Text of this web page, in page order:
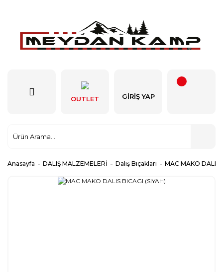
OUTLET GIRIŞ YAP
Anasayfa DALIŞ MALZEMELERİ Dalış Bıçakları MAC MAKO DALIS